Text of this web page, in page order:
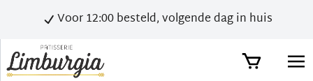
Voor 12:00 besteld, volgende dag in huis